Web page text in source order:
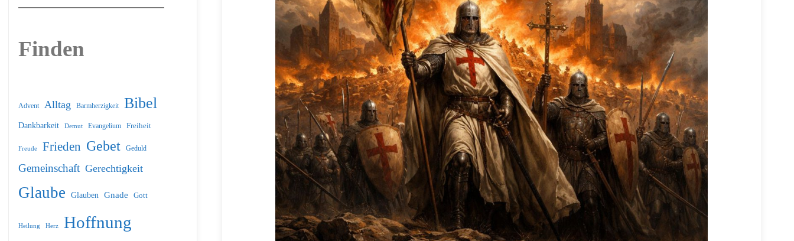
Finden
Advent Alltag Barmherzigkeit Bibel
Dankbarkeit Demut Evangelium Freiheit
Freude Frieden Gebet Geduld
Gemeinschaft Gerechtigkeit
Glaube Glauben Gnade Gott
Heilung Herz Hoffnung